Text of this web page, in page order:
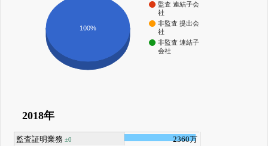
監査 連結子会
社
非監査 提出会
社
非監査 連結子
会社
100%
2018年
監査証明業務±0
2360万